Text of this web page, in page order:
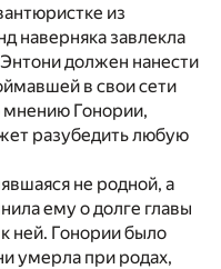
из
наверняка завлекла
должен нанести
в свои сети
мнению Гонории,
разубедить любую
не родной, а
ему о долге главы
ней. Гонории было
умерла при родах,